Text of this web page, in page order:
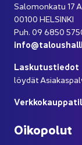
Sa­lo­mon­ka­tu 17 A
00100 HEL­SIN­KI
Puh. 09 6850
Las­ku­tus­tie­dot
löy­dät
Oi­ko­po­lut